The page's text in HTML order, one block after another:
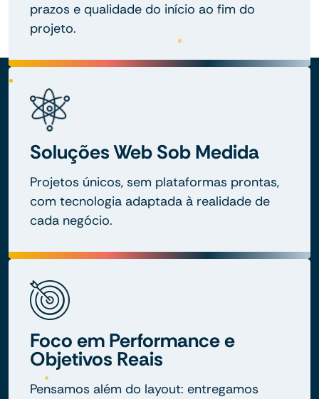
prazos e qualidade do início ao fim do
projeto.
Soluções Web Sob Medida
Projetos únicos, sem plataformas prontas,
com tecnologia adaptada à realidade de
cada negócio.
Foco em Performance e
Objetivos Reais
Pensamos além do layout: entregamos